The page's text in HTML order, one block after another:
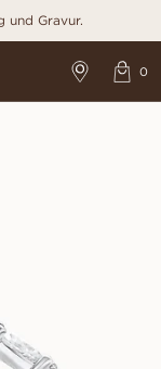
und Gravur.